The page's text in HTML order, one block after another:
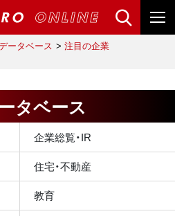
ータベース
注目の企業
タベース
企業総覧・IR
住宅・不動産
教育